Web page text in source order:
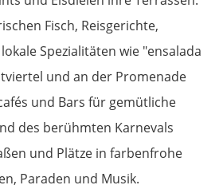
Fisch, Reisgerichte,
Spezialitäten wie "ensalada
und an der Promenade
und Bars für gemütliche
des berühmten Karnevals
und Plätze in farbenfrohe
Paraden und Musik.